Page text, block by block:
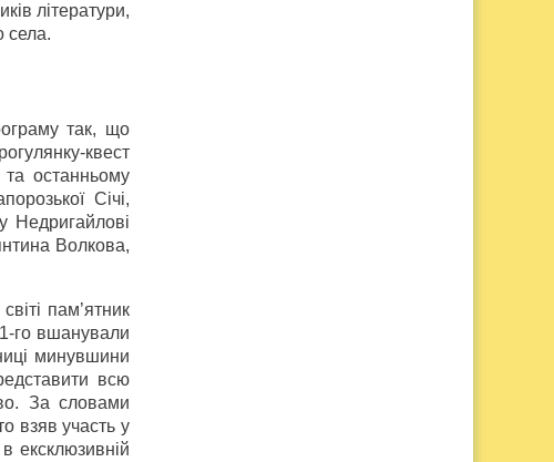
літератури,
села.
так, що
квест
та останньому
Січі,
Недригайлові
Волкова,
пам’ятник
го вшанували
минувшини
всю
За словами
взяв участь у
ексклюзивній